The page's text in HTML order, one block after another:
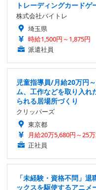
トレーディングカード
株式会社バイトレ
埼玉県
時給1,500円～1,875円
派遣社員
児童指導員/月給20万円
ム、工作などを取り入
られる居場所づくり
クリッパーズ
東京都
月給20万5,680円～25
正社員
「未経験・資格不問」
ックスを駆使するアニメ